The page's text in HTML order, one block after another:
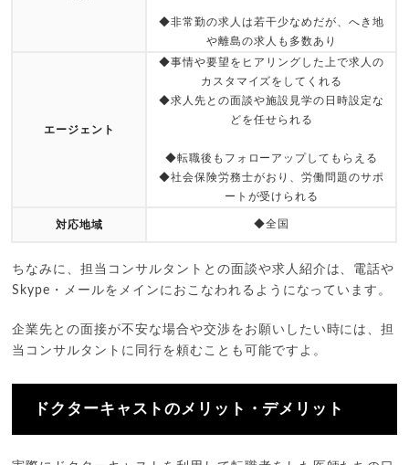
◆非常勤の求人は若干少なめだが、へき地
や離島の求人も多数あり
エージェント
◆事情や要望をヒアリングした上で求人の
カスタマイズをしてくれる
◆求人先との面談や施設見学の日時設定な
どを任せられる
◆転職後もフォローアップしてもらえる
◆社会保険労務士がおり、労働問題のサポ
ートが受けられる
対応地域 ◆全国
ちなみに、担当コンサルタントとの面談や求人紹介は、電話や
Skype・メールをメインにおこなわれるようになっています。
企業先との面接が不安な場合や交渉をお願いしたい時には、担
当コンサルタントに同行を頼むことも可能ですよ。
ドクターキャストのメリット・デメリット